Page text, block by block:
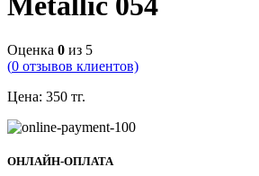
Оценка 0 из 5
(0 отзывов клиентов)
Цена: 350 тг.
ОНЛАЙН-ОПЛАТА